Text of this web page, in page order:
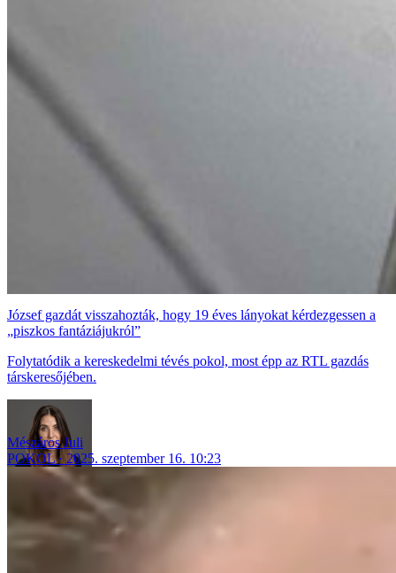
József gazdát visszahozták, hogy 19 éves lányokat kérdezgessen a
„piszkos fantáziájukról”
Folytatódik a kereskedelmi tévés pokol, most épp az RTL gazdás
társkeresőjében.
Mészáros Juli
POKOL
2025. szeptember 16. 10:23